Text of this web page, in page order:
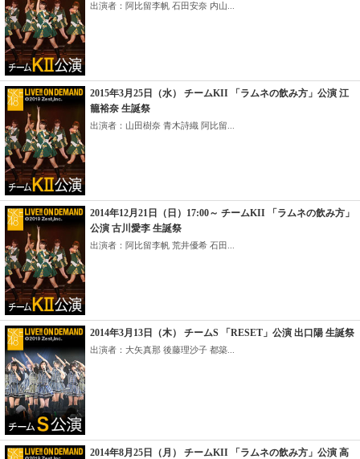
出演者：阿比留李帆 石田安奈 内山...
2015年3月25日（水） チームKII 「ラムネの飲み方」公演 江
籠裕奈 生誕祭
出演者：山田樹奈 青木詩織 阿比留...
2014年12月21日（日）17:00～ チームKII 「ラムネの飲み方」
公演 古川愛李 生誕祭
出演者：阿比留李帆 荒井優希 石田...
2014年3月13日（木） チームS 「RESET」公演 出口陽 生誕祭
出演者：大矢真那 後藤理沙子 都築...
2014年8月25日（月） チームKII 「ラムネの飲み方」公演 高